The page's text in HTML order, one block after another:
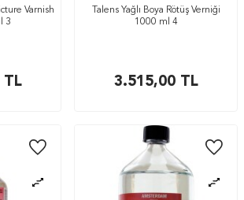
Varnish
3
Talens Yağlı Boya Rötüş Verniği
1000 ml 4
3.515,00TL